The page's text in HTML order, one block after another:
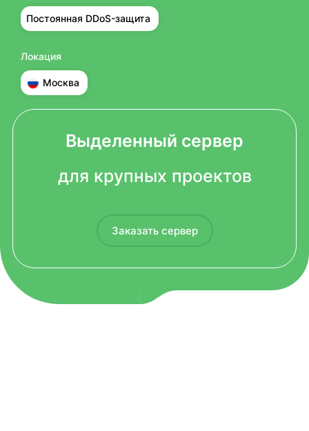
Выделенный сервер
для крупных проектов
Заказать сервер
Постоянная DDoS-защита
Локация
Москва